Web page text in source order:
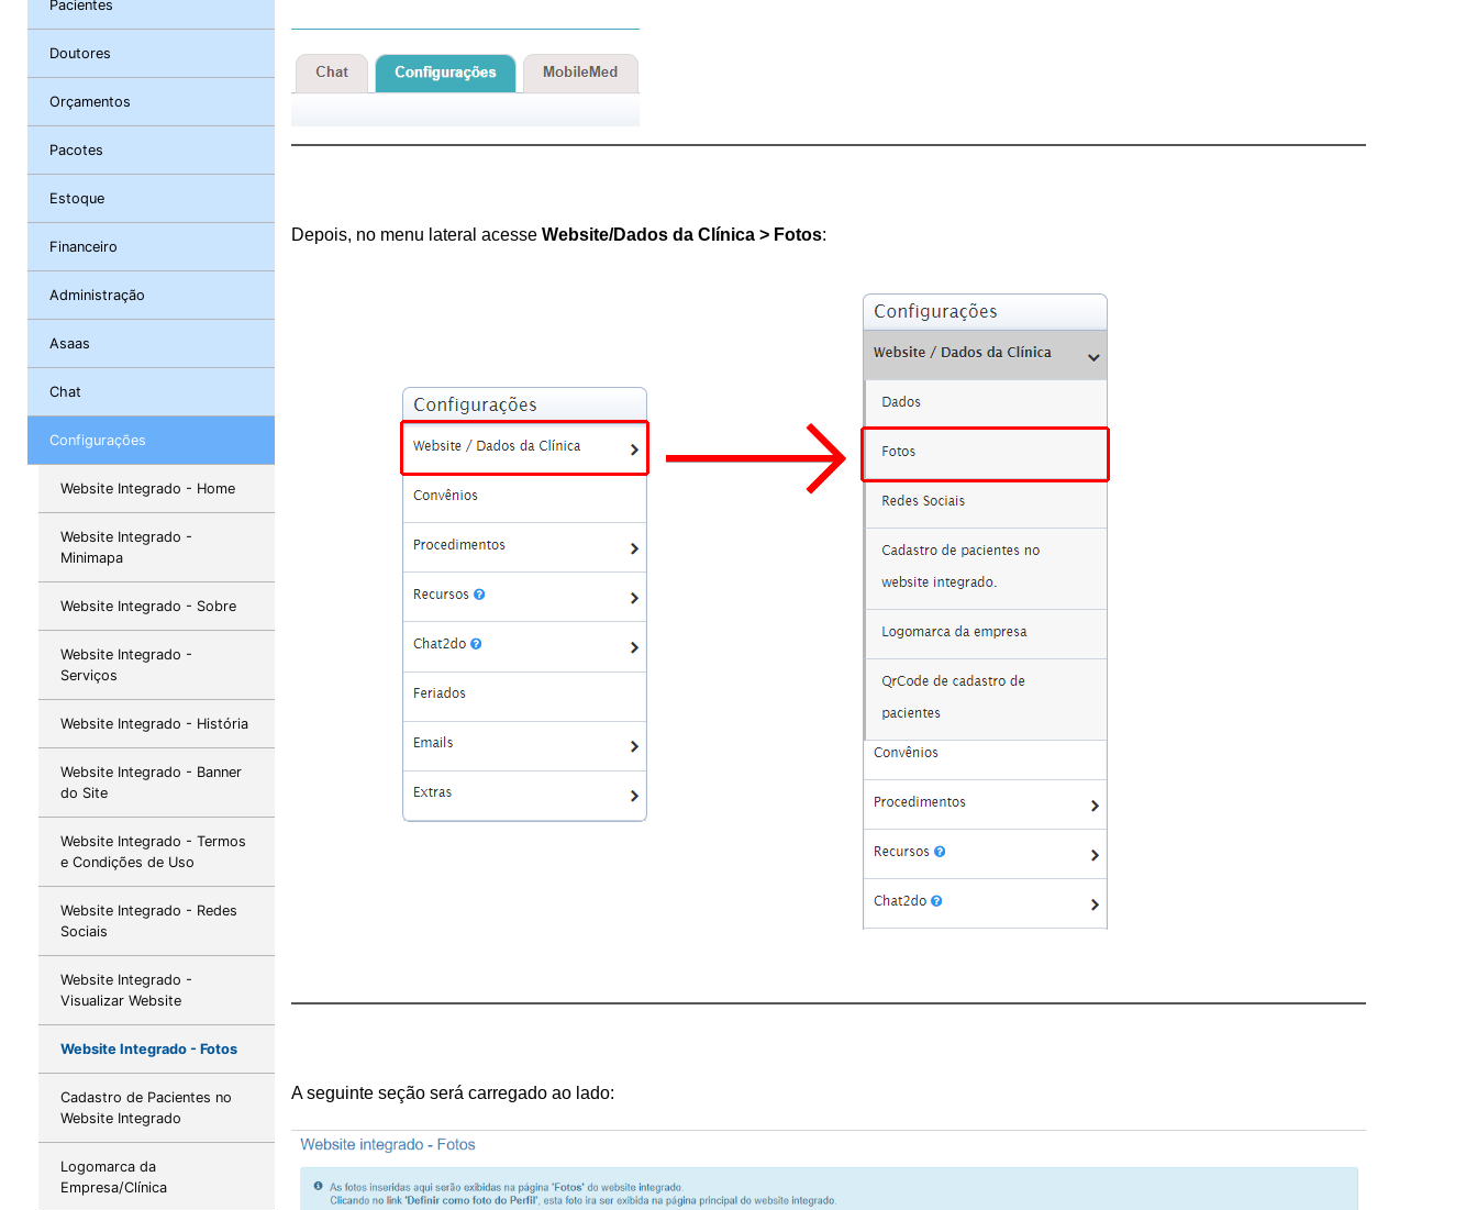
Pacientes
Doutores
Orçamentos
Pacotes
Estoque
Financeiro
Administração
Asaas
Chat
Configurações
Website Integrado - Home
Website Integrado -
Minimapa
Website Integrado - Sobre
Website Integrado -
Serviços
Website Integrado - História
Website Integrado - Banner
do Site
Website Integrado - Termos
e Condições de Uso
Website Integrado - Redes
Sociais
Website Integrado -
Visualizar Website
Website Integrado - Fotos
Cadastro de Pacientes no
Website Integrado
Logomarca da
Empresa/Clínica
Depois, no menu lateral acesse Website/Dados da Clínica > Fotos:
A seguinte seção será carregado ao lado: